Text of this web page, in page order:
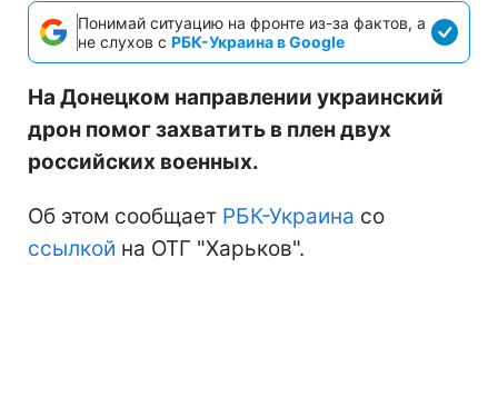
Понимай ситуацию на фронте из-за фактов, а
не слухов с РБК-Украина в Google
На Донецком направлении украинский
дрон помог захватить в плен двух
российских военных.
Об этом сообщает РБК-Украина со
ссылкой на ОТГ "Харьков".